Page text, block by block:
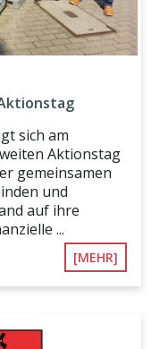
sich am
Aktionstag
gemeinsamen
und
auf ihre
...
[MEHR]